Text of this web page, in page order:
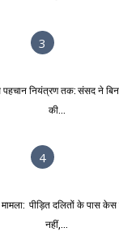
3
नियंत्रण तक: संसद ने
की...
4
मामला: पीड़ित दलितों के पास
नहीं,...